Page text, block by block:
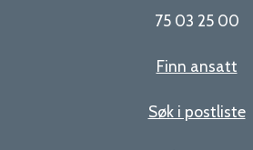
75 03 25 00
Finn ansatt
Søk i postliste